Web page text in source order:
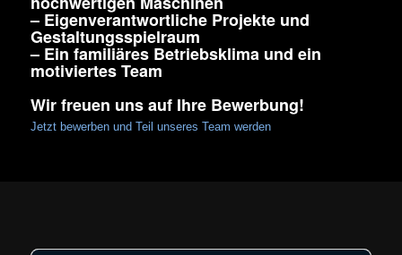
– Eigenverantwortliche Projekte und
Gestaltungsspielraum
– Ein familiäres Betriebsklima und ein
motiviertes Team
Wir freuen uns auf Ihre Bewerbung!
Jetzt bewerben und Teil unseres Team werden